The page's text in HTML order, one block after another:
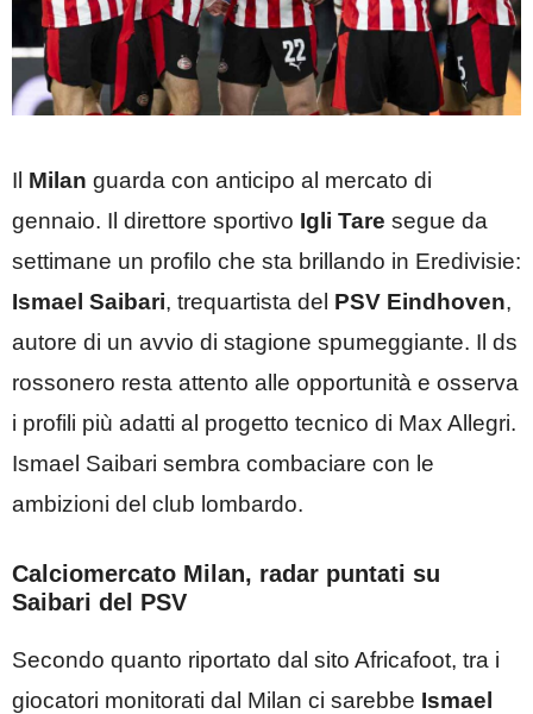
Il Milan guarda con anticipo al mercato di
gennaio. Il direttore sportivo Igli Tare segue da
settimane un profilo che sta brillando in Eredivisie:
Ismael Saibari, trequartista del PSV Eindhoven,
autore di un avvio di stagione spumeggiante. Il ds
rossonero resta attento alle opportunità e osserva
i profili più adatti al progetto tecnico di Max Allegri.
Ismael Saibari sembra combaciare con le
ambizioni del club lombardo.
Calciomercato Milan, radar puntati su
Saibari del PSV
Secondo quanto riportato dal sito Africafoot, tra i
giocatori monitorati dal Milan ci sarebbe Ismael